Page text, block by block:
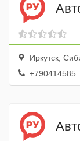
Иркутск,
+790414585...